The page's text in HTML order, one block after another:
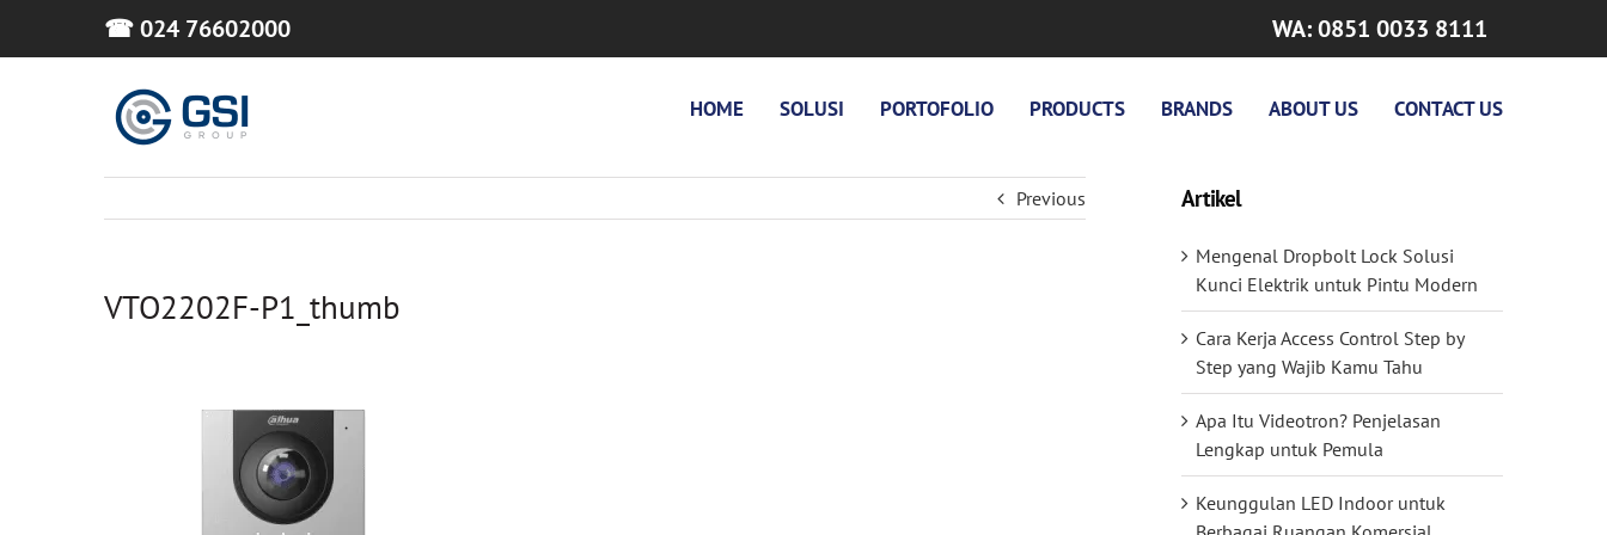
☎ 024 76602000 WA: 0851 0033 8111
HOME SOLUSI PORTOFOLIO PRODUCTS BRANDS ABOUT US CONTACT US
Previous
VTO2202F-P1_thumb
Artikel
Mengenal Dropbolt Lock Solusi
Kunci Elektrik untuk Pintu Modern
Cara Kerja Access Control Step by
Step yang Wajib Kamu Tahu
Apa Itu Videotron? Penjelasan
Lengkap untuk Pemula
Keunggulan LED Indoor untuk